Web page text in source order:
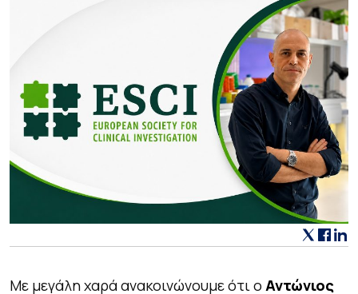
Με μεγάλη χαρά ανακοινώνουμε ότι ο Αντώνιος